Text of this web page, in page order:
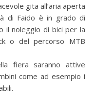
gita all’aria aperta
di Faido è in grado di
il noleggio di bici per la
o del percorso MTB
fiera saranno attive
come ad esempio i